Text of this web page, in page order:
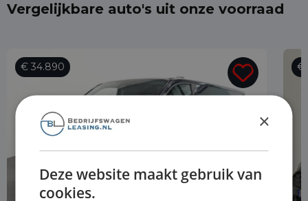
Vergelijkbare auto's uit onze voorraad
€ 34.890 €
×
Deze website maakt gebruik van
cookies.